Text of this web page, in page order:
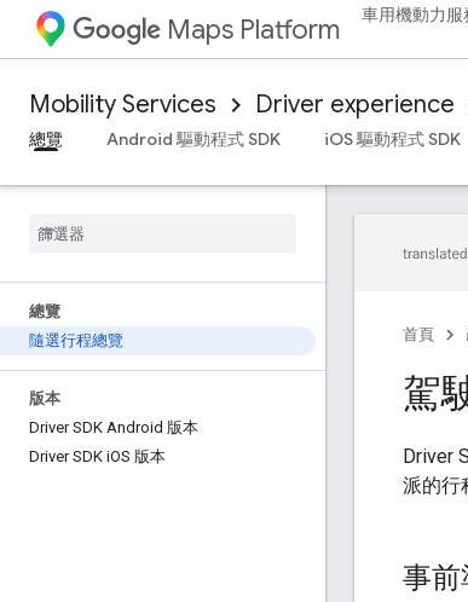
Maps Platform 車用機動力服
Mobility Services Driver experience
總覽 Android 驅動程式 SDK iOS 驅動程式 SDK
總覽
隨選行程總覽
版本
Driver SDK Android 版本
Driver SDK iOS 版本
首頁
駕
Driver
派的行
事前